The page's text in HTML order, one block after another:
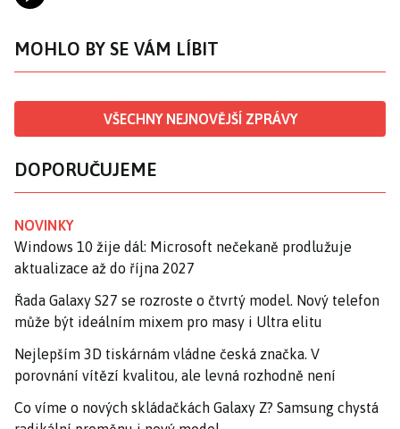
MOHLO BY SE VÁM LÍBIT
VŠECHNY NEJNOVĚJŠÍ ZPRÁVY
DOPORUČUJEME
NOVINKY
Windows 10 žije dál: Microsoft nečekaně prodlužuje
aktualizace až do října 2027
Řada Galaxy S27 se rozroste o čtvrtý model. Nový telefon
může být ideálním mixem pro masy i Ultra elitu
Nejlepším 3D tiskárnám vládne česká značka. V
porovnání vítězí kvalitou, ale levná rozhodně není
Co víme o nových skládačkách Galaxy Z? Samsung chystá